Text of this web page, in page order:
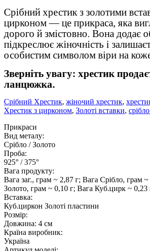
Срібний хрестик з золотими
цирконом — це прикраса, яка
дорого й змістовно. Вона додає
підкреслює жіночність і
особистим символом віри на
Зверніть увагу: хрестик
ланцюжка.
Срібний Хрестик, жіночий хрестик,
Хрестик з цирконом, Золоті вставки,
Прикраси
Вид металу:
Срібло / Золото
Проба:
925° / 375°
Вага продукту:
Вага заг., грам ~ 2,87 г; Вага Срібло, грам
Золото, грам ~ 0,10 г; Вага Куб.цирк ~ 0,23
Вставка:
Куб.циркон Золоті пластини
Розмір:
Довжина: 4 см
Країна виробник:
Україна